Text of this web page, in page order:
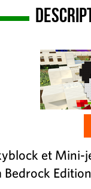
et
Bedrock